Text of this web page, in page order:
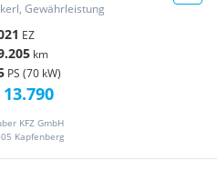
Gewährleistung
EZ
km
PS (70 kW)
KFZ GmbH
Kapfenberg